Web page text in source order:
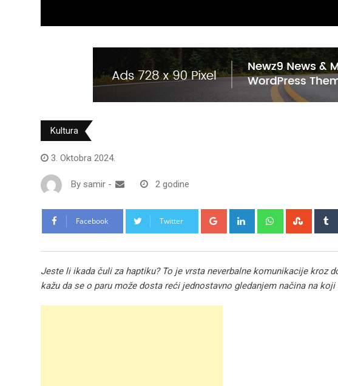
Kultura
3. Oktobra 2024.
By samir - 2 godine
Facebook Twitter Google+ LinkedIn Whatsapp
Jeste li ikada čuli za haptiku? To je vrsta neverbalne komunikacije kroz
kažu da se o paru može dosta reći jednostavno gledanjem načina na